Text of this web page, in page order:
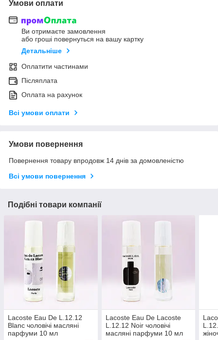
Умови оплати
Ви отримаєте замовлення
або гроші повернуться на вашу картку
Детальніше
Оплатити частинами
Післяплата
Оплата на рахунок
Всі умови оплати
Умови повернення
Повернення товару впродовж 14 днів за домовленістю
Всі умови повернення
Подібні товари компанії
Lacoste Eau De L.12.12
Blanc чоловічі масляні
парфуми 10 мл
Lacoste Eau De Lacoste
L.12.12 Noir чоловічі
масляні парфуми 10 мл